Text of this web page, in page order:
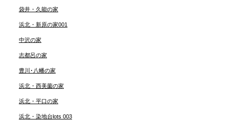
袋井・久能の家
浜北・新原の家001
中沢の家
志都呂の家
豊川･八幡の家
浜北・西美薗の家
浜北・平口の家
浜北・染地台lots 003